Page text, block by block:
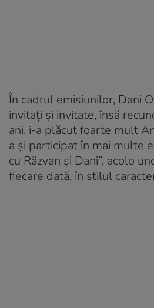
În cadrul emisiunilor, Dani
invitați și invitate, însă
ani, i-a plăcut foarte mult
a și participat în mai multe
cu Răzvan și Dani”, acolo
fiecare dată, în stilul